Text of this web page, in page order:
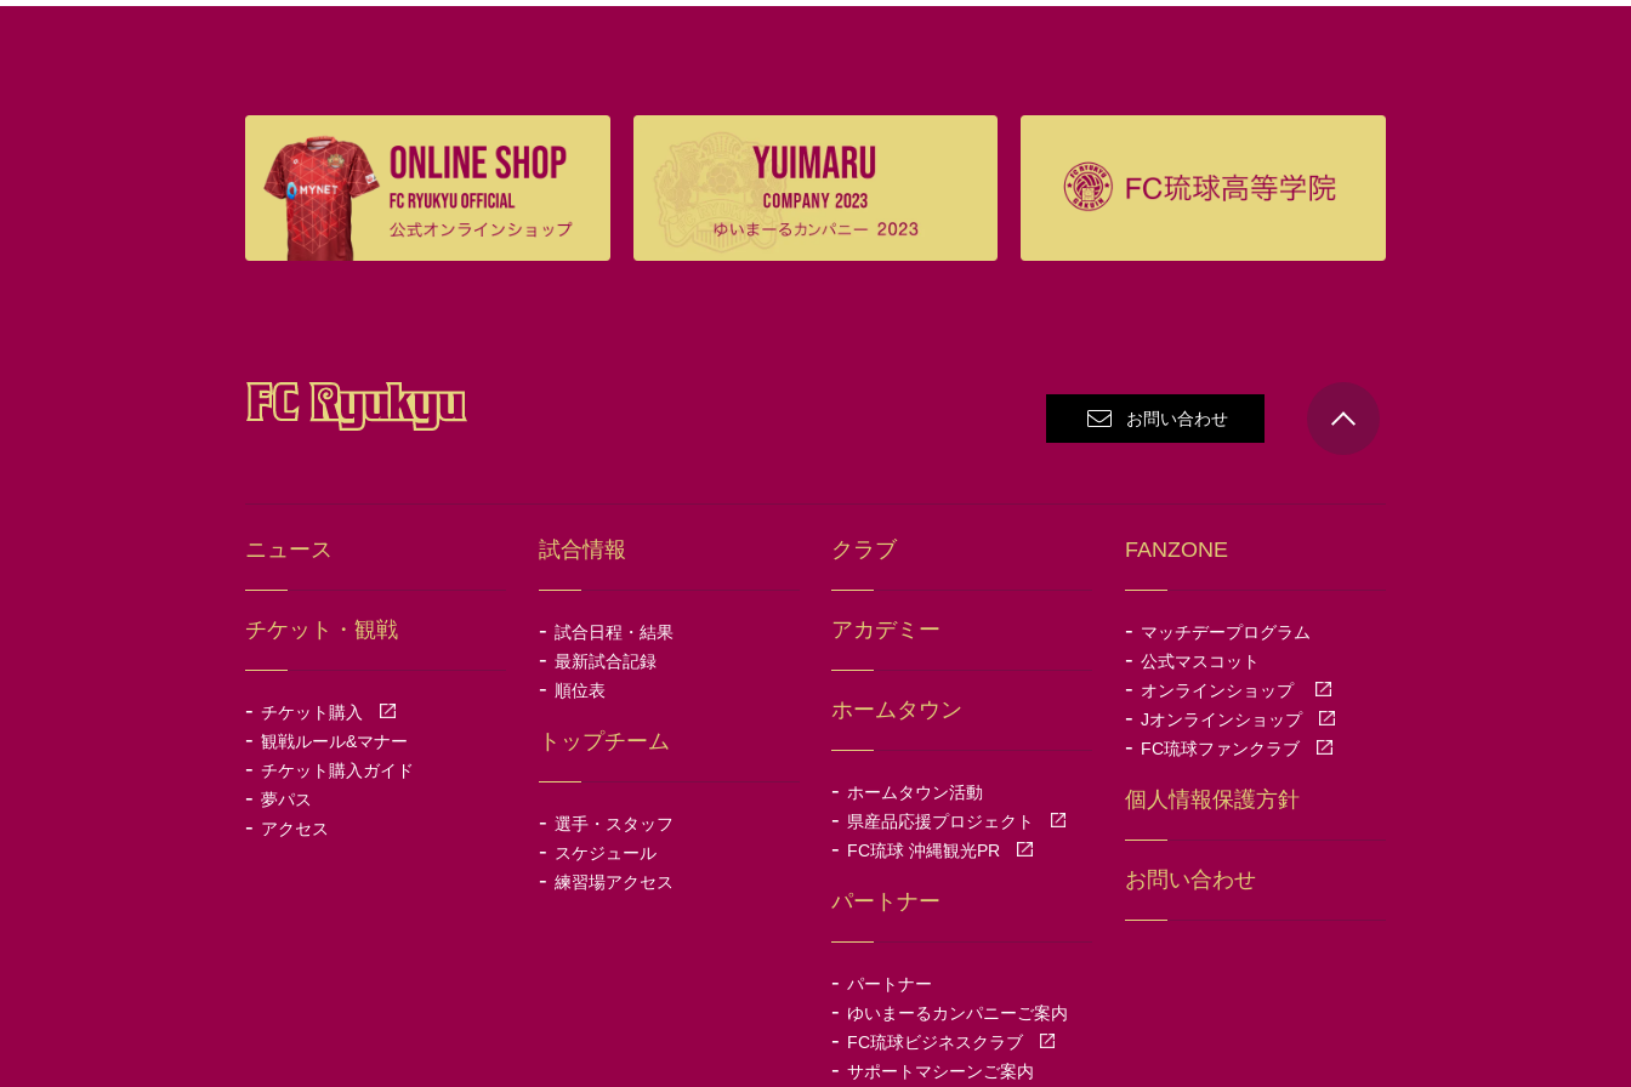
お問い合わせ
ニュース
チケット・観戦
- チケット購入
- 観戦ルール&マナー
- チケット購入ガイド
- 夢パス
- アクセス
試合情報
- 試合日程・結果
- 最新試合記録
- 順位表
トップチーム
- 選手・スタッフ
- スケジュール
- 練習場アクセス
クラブ
アカデミー
ホームタウン
- ホームタウン活動
- 県産品応援プロジェクト
- FC琉球 沖縄観光PR
パートナー
-パートナー
- ゆいまーるカンパニーご案内
- FC琉球ビジネスクラブ
-サポートマシーンご案内
FANZONE
- マッチデープログラム
- 公式マスコット
- オンラインショップ
- Jオンラインショップ
- FC琉球ファンクラブ
個人情報保護方針
お問い合わせ